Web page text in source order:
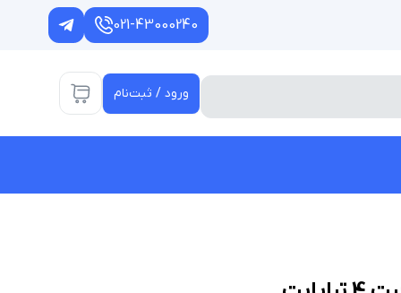
021-43000240
ورود / ثبت‌نام